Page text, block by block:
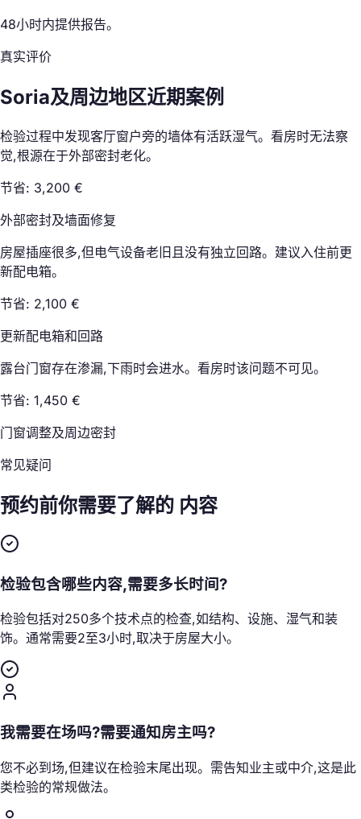
48小时内提供报告。
真实评价
Soria及周边地区近期案例
检验过程中发现客厅窗户旁的墙体有活跃湿气。看房时无法察
觉,根源在于外部密封老化。
节省: 3,200 €
外部密封及墙面修复
房屋插座很多,但电气设备老旧且没有独立回路。建议入住前更
新配电箱。
节省: 2,100 €
更新配电箱和回路
露台门窗存在渗漏,下雨时会进水。看房时该问题不可见。
节省: 1,450 €
门窗调整及周边密封
常见疑问
预约前你需要了解的 内容
检验包含哪些内容,需要多长时间?
检验包括对250多个技术点的检查,如结构、设施、湿气和装
饰。通常需要2至3小时,取决于房屋大小。
我需要在场吗?需要通知房主吗?
您不必到场,但建议在检验末尾出现。需告知业主或中介,这是此
类检验的常规做法。